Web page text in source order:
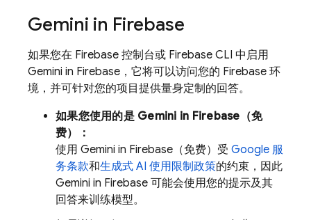
Gemini in Firebase
如果您在 Firebase 控制台或 Firebase CLI 中启用
Gemini in Firebase ，它将可以访问您的 Firebase 环
境，并可针对您的项目提供量身定制的回答。
如果您使用的是 Gemini in Firebase （免
费）：
使用 Gemini in Firebase （免费）受 Google 服
务条款和生成式 AI 使用限制政策的约束，因此
Gemini in Firebase 可能会使用您的提示及其
回答来训练模型。